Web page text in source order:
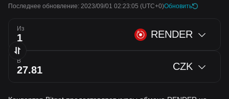
Последнее обновление: 2023/09/01 02:23:05 (UTC+0)Обновить
Из RENDER
В CZK